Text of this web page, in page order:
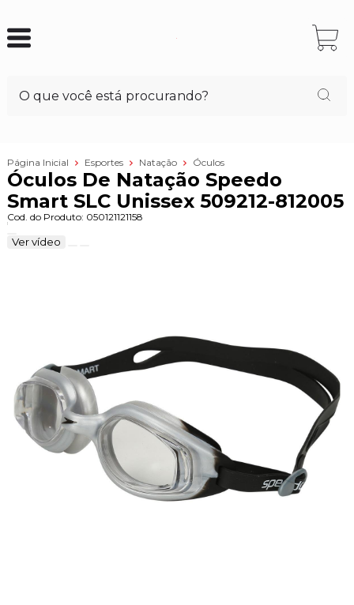
Página Inicial Esportes Natação Óculos
Óculos De Natação Speedo
Smart SLC Unissex 509212-812005
Cod. do Produto: 050121121158
Ver vídeo